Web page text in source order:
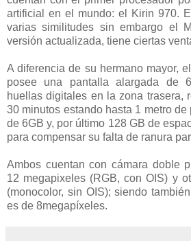
artificial en el mundo: el Kirin 970.
varias similitudes sin embargo el
versión actualizada, tiene ciertas
A diferencia de su hermano mayor,
posee una pantalla alargada de
huellas digitales en la zona trasera,
30 minutos estando hasta 1 metro de
de 6GB y, por último 128 GB de
para compensar su falta de ranura
Ambos cuentan con cámara doble
12 megapixeles (RGB, con OIS) y
(monocolor, sin OIS); siendo
es de 8megapíxeles.